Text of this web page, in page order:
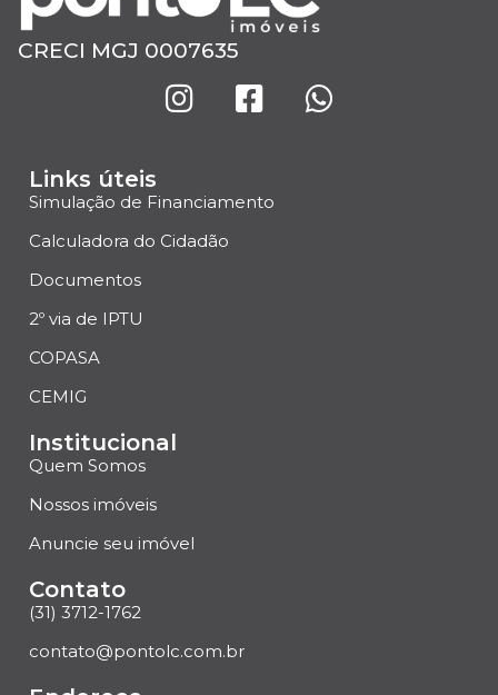
CRECI MGJ 0007635
Links úteis
Simulação de Financiamento
Calculadora do Cidadão
Documentos
2º via de IPTU
COPASA
CEMIG
Institucional
Quem Somos
Nossos imóveis
Anuncie seu imóvel
Contato
(31) 3712-1762
contato@pontolc.com.br